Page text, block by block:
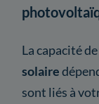
La capacité de
solaire
sont liés à